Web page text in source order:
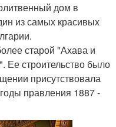
дом в
из самых красивых
старой "Ахава и
Ее строительство было
присутствовала
правления 1887 -